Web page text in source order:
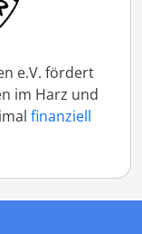
e.V. fördert
im Harz und
finanziell